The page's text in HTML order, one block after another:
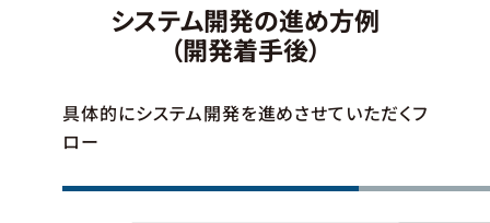
システム開発の進め方例
（開発着手後）
具体的にシステム開発を進めさせていただくフ
ロー